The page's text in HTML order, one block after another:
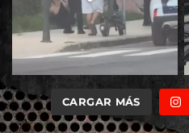
CARGAR MÁS